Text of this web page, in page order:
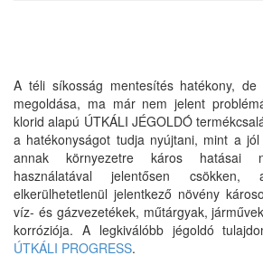
A téli síkosság mentesítés hatékony, de
megoldása, ma már nem jelent
klorid alapú ÚTKÁLI JÉGOLDÓ
a hatékonyságot tudja nyújtani, mint a jól
annak környezetre káros hatásai
használatával jelentősen
elkerülhetetlenül jelentkező növény
víz- és gázvezetékek, műtárgyak,
korróziója. A legkiválóbb jégoldó
ÚTKÁLI PROGRESS.